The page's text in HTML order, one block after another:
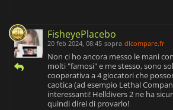
FisheyePlacebo
20 feb 2024, 08:45 sopra dlcompare.fr
Non ci ho ancora messo le mani
molti "famosi" e me stesso, sono
cooperativa a 4 giocatori che
caotica (ad esempio Lethal
interessanti! Helldivers 2 ne ha
quindi direi di provarlo!